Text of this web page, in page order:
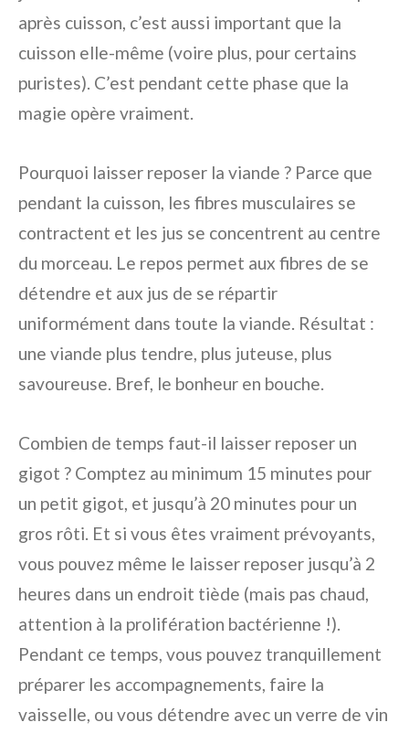
après cuisson, c’est aussi important que la
cuisson elle-même (voire plus, pour certains
puristes). C’est pendant cette phase que la
magie opère vraiment.
Pourquoi laisser reposer la viande ? Parce que
pendant la cuisson, les fibres musculaires se
contractent et les jus se concentrent au centre
du morceau. Le repos permet aux fibres de se
détendre et aux jus de se répartir
uniformément dans toute la viande. Résultat :
une viande plus tendre, plus juteuse, plus
savoureuse. Bref, le bonheur en bouche.
Combien de temps faut-il laisser reposer un
gigot ? Comptez au minimum 15 minutes pour
un petit gigot, et jusqu’à 20 minutes pour un
gros rôti. Et si vous êtes vraiment prévoyants,
vous pouvez même le laisser reposer jusqu’à 2
heures dans un endroit tiède (mais pas chaud,
attention à la prolifération bactérienne !).
Pendant ce temps, vous pouvez tranquillement
préparer les accompagnements, faire la
vaisselle, ou vous détendre avec un verre de vin